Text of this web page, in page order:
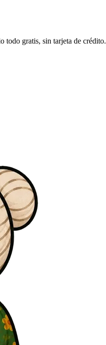
todo gratis, sin tarjeta de crédito.